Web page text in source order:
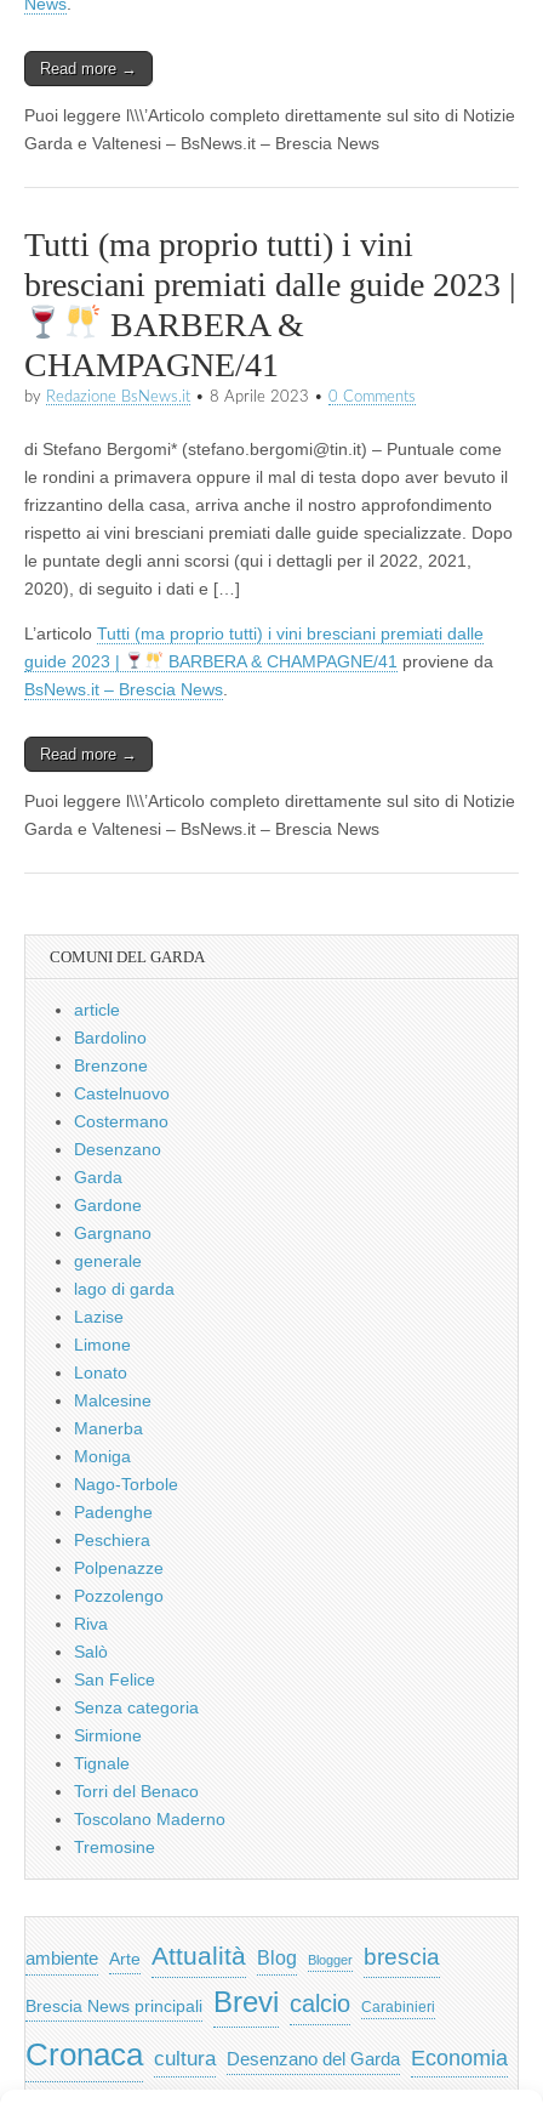
Read more →
Puoi leggere l\\\’Articolo completo direttamente sul sito di Notizie
Garda e Valtenesi – BsNews.it – Brescia News
Tutti (ma proprio tutti) i vini
bresciani premiati dalle guide 2023 |
BARBERA &
CHAMPAGNE/41
by Redazione BsNews.it • 8 Aprile 2023 • 0 Comments
di Stefano Bergomi* (stefano.bergomi@tin.it) – Puntuale come
le rondini a primavera oppure il mal di testa dopo aver bevuto il
frizzantino della casa, arriva anche il nostro approfondimento
rispetto ai vini bresciani premiati dalle guide specializzate. Dopo
le puntate degli anni scorsi (qui i dettagli per il 2022, 2021,
2020), di seguito i dati e […]
L’articolo Tutti (ma proprio tutti) i vini bresciani premiati dalle
guide 2023 |
BARBERA & CHAMPAGNE/41 proviene da
BsNews.it – Brescia News
Read more →
Puoi leggere l\\\’Articolo completo direttamente sul sito di Notizie
Garda e Valtenesi – BsNews.it – Brescia News
COMUNI DEL GARDA
article
Bardolino
Brenzone
Castelnuovo
Costermano
Desenzano
Garda
Gardone
Gargnano
generale
lago di garda
Lazise
Limone
Lonato
Malcesine
Manerba
Moniga
Nago-Torbole
Padenghe
Peschiera
Polpenazze
Pozzolengo
Riva
Salò
San Felice
Senza categoria
Sirmione
Tignale
Torri del Benaco
Toscolano Maderno
Tremosine
ambiente Arte Attualità Blog Blogger brescia
Brescia News principali Brevi calcio Carabinieri
Cronaca cultura Desenzano del Garda Economia